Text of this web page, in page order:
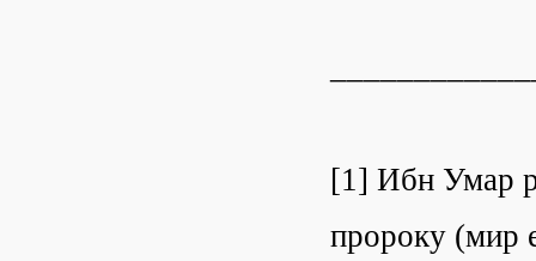
[1] Ибн Умар
пророку (мир